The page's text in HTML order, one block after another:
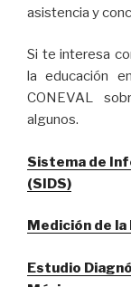
asistencia y
Si te interesa
la educación
CONEVAL
algunos.
Sistema de
(SIDS)
Medición de
Estudio